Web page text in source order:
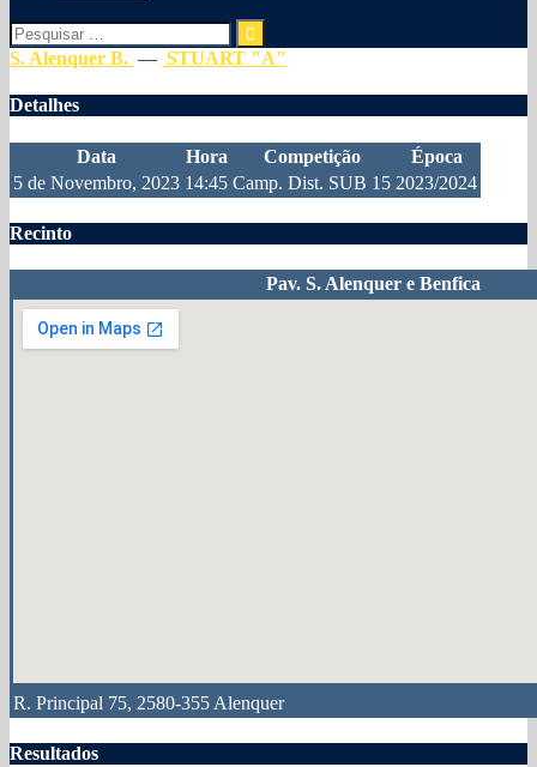
Pesquisar
por:
S. Alenquer B. — STUART "A"
Detalhes
Data Hora Competição
Época
5 de Novembro, 2023 14:45 Camp. Dist. SUB 15 2023/2024
Recinto
Pav. S. Alenquer e Benfica
R. Principal 75, 2580-355 Alenquer
Resultados